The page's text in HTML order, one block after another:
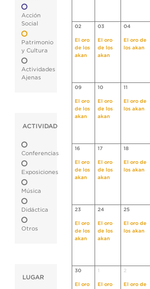
Acción
Social
Patrimonio
y Cultura
Actividades
Ajenas
ACTIVIDAD
Conferencias
Exposiciones
Música
Didáctica
Otros
LUGAR
02
El oro
de los
akan
03
El oro
de los
akan
04
El oro de
los akan
09
El oro
de los
akan
10
El oro
de los
akan
11
El oro de
los akan
16
El oro
de los
akan
17
El oro
de los
akan
18
El oro de
los akan
23
El oro
de los
akan
24
El oro
de los
akan
25
El oro de
los akan
30
El oro
El oro
2
El oro de